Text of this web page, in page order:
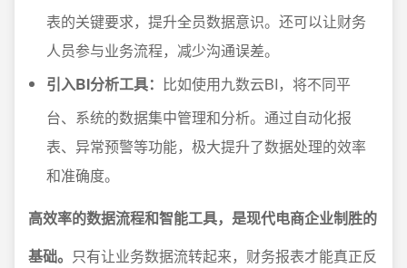
表的关键要求，提升全员数据意识。还可以让财务
人员参与业务流程，减少沟通误差。
引入BI分析工具： 比如使用九数云BI，将不同平
台、系统的数据集中管理和分析。通过自动化报
表、异常预警等功能，极大提升了数据处理的效率
和准确度。
高效率的数据流程和智能工具，是现代电商企业制胜的
基础。 只有让业务数据流转起来，财务报表才能真正反